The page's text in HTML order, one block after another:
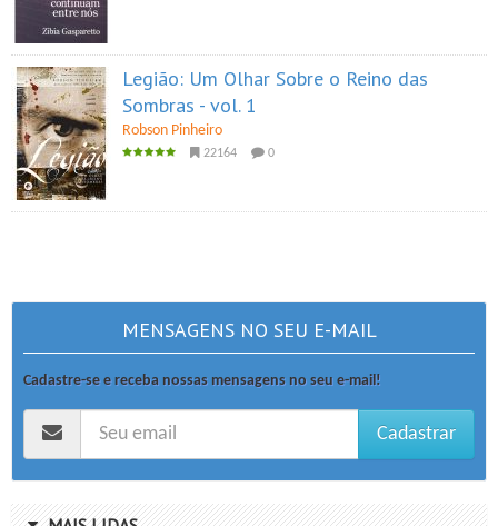
Legião: Um Olhar Sobre o Reino das
Sombras - vol. 1
Robson Pinheiro
22164 0
MENSAGENS NO SEU E-MAIL
Cadastre-se e receba nossas mensagens no seu e-mail!
Cadastrar